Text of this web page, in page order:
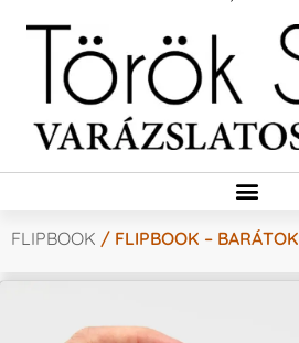
FLIPBOOK / FLIPBOOK – BARÁTOK